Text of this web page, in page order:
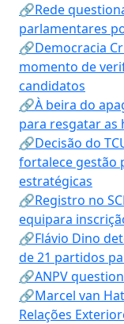
🔗Rede
parlamentares
🔗Democracia
momento de
candidatos
🔗À beira do
para resgatar as
🔗Decisão do
fortalece gestão
estratégicas
🔗Registro no
equipara
🔗Flávio Dino
de 21 partidos
🔗ANPV
🔗Marcel van
Relações